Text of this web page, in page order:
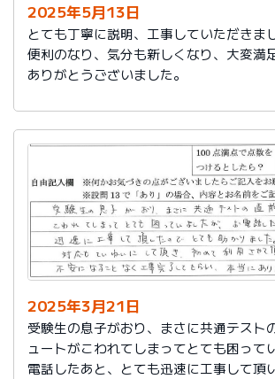
2025年5月13日
とても丁寧に説明、工事していただきま
便利のなり、気分も新しくなり、大変満
ありがとうございました。
2025年3月21日
受験生の息子がおり、まさに共通テスト
ュートがこわれてしまってとても困って
電話したあと、とても迅速に工事して頂